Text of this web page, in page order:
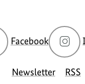
Facebook
zur
Seite
des
Newsletter RSS